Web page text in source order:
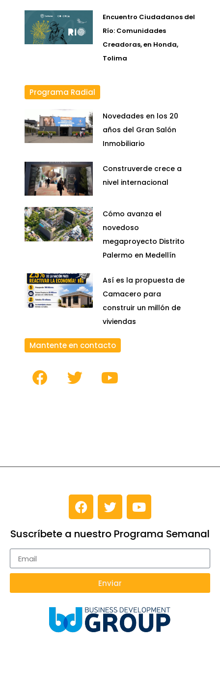
Encuentro Ciudadanos del
Río: Comunidades
Creadoras, en Honda,
Tolima
Programa Radial
Novedades en los 20
años del Gran Salón
Inmobiliario
Construverde crece a
nivel internacional
Cómo avanza el
novedoso
megaproyecto Distrito
Palermo en Medellín
Así es la propuesta de
Camacero para
construir un millón de
viviendas
Mantente en contacto
Suscríbete a nuestro Programa Semanal
Enviar